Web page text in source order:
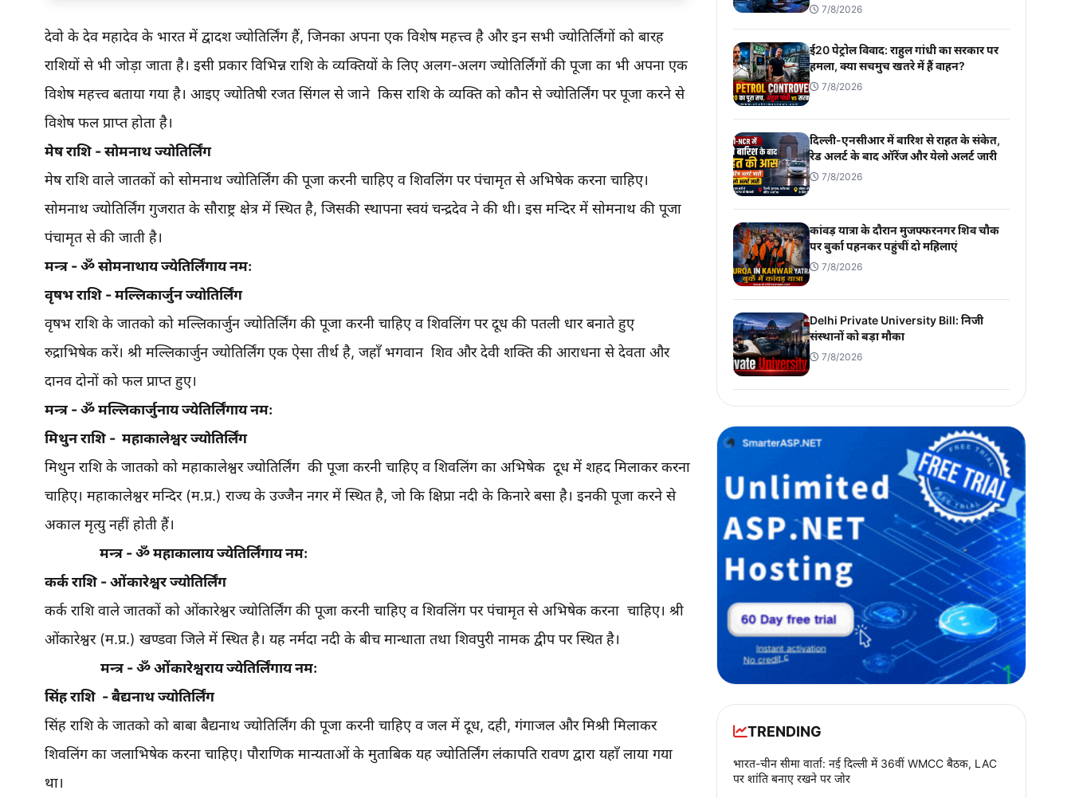
देवो के देव महादेव के भारत में द्वादश ज्योतिर्लिंग हैं, जिनका अपना एक विशेष महत्त्व है और इन सभी ज्योतिर्लिंगों को बारह
राशियों से भी जोड़ा जाता है। इसी प्रकार विभिन्न राशि के व्यक्तियों के लिए अलग-अलग ज्योतिर्लिंगों की पूजा का भी अपना एक
विशेष महत्त्व बताया गया है। आइए ज्योतिषी रजत सिंगल से जाने किस राशि के व्यक्ति को कौन से ज्योतिर्लिंग पर पूजा करने से
विशेष फल प्राप्त होता है।
मेष राशि - सोमनाथ ज्योतिर्लिंग
मेष राशि वाले जातकों को सोमनाथ ज्योतिर्लिंग की पूजा करनी चाहिए व शिवलिंग पर पंचामृत से अभिषेक करना चाहिए।
सोमनाथ ज्योतिर्लिंग गुजरात के सौराष्ट्र क्षेत्र में स्थित है, जिसकी स्थापना स्वयं चन्द्रदेव ने की थी। इस मन्दिर में सोमनाथ की पूजा
पंचामृत से की जाती है।
मन्त्र - ॐ सोमनाथाय ज्येतिर्लिंगाय नमः
वृषभ राशि - मल्लिकार्जुन ज्योतिर्लिंग
वृषभ राशि के जातको को मल्लिकार्जुन ज्योतिर्लिंग की पूजा करनी चाहिए व शिवलिंग पर दूध की पतली धार बनाते हुए
रुद्राभिषेक करें। श्री मल्लिकार्जुन ज्योतिर्लिंग एक ऐसा तीर्थ है, जहाँ भगवान शिव और देवी शक्ति की आराधना से देवता और
दानव दोनों को फल प्राप्त हुए।
मन्त्र - ॐ मल्लिकार्जुनाय ज्येतिर्लिंगाय नमः
मिथुन राशि - महाकालेश्वर ज्योतिर्लिंग
मिथुन राशि के जातको को महाकालेश्वर ज्योतिर्लिंग की पूजा करनी चाहिए व शिवलिंग का अभिषेक दूध में शहद मिलाकर करना
चाहिए। महाकालेश्वर मन्दिर (म.प्र.) राज्य के उज्जैन नगर में स्थित है, जो कि क्षिप्रा नदी के किनारे बसा है। इनकी‍ पूजा‍ करने‍ से
अकाल मृत्यु नहीं होती हैं।
मन्त्र - ॐ महाकालाय ज्येतिर्लिंगाय नमः
कर्क राशि - ओंकारेश्वर ज्योतिर्लिंग
कर्क राशि वाले जातकों को ओंकारेश्वर ज्योतिर्लिंग की पूजा करनी चाहिए व शिवलिंग पर पंचामृत से अभिषेक करना चाहिए। श्री
ओंकारेश्वर (म.प्र.) खण्डवा जिले में स्थित है। यह नर्मदा नदी के बीच मान्धाता तथा शिवपुरी नामक द्वीप पर स्थित है।
मन्त्र - ॐ ओंकारेश्वराय ज्येतिर्लिंगाय नमः
सिंह राशि - बैद्यनाथ ज्योतिर्लिंग
सिंह राशि के जातको को बाबा बैद्यनाथ ज्योतिर्लिंग की पूजा करनी चाहिए व जल में दूध, दही, गंगाजल और मिश्री मिलाकर
शिवलिंग का जलाभिषेक करना चाहिए। पौराणिक मान्यताओं के मुताबिक यह ज्योतिर्लिंग लंकापति रावण द्वारा यहाँ लाया गया
था।
7/8/2026
ई20 पेट्रोल विवाद: राहुल गांधी का सरकार पर
हमला, क्या सचमुच खतरे में हैं वाहन?
7/8/2026
दिल्ली-एनसीआर में बारिश से राहत के संकेत,
रेड अलर्ट के बाद ऑरेंज और येलो अलर्ट जारी
7/8/2026
कांवड़ यात्रा के दौरान मुजफ्फरनगर शिव चौक
पर बुर्का पहनकर पहुंचीं दो महिलाएं
7/8/2026
Delhi Private University Bill: निजी
संस्थानों को बड़ा मौका
7/8/2026
TRENDING
भारत-चीन सीमा वार्ता: नई दिल्ली में 36वीं WMCC बैठक, LAC
पर शांति बनाए रखने पर जोर